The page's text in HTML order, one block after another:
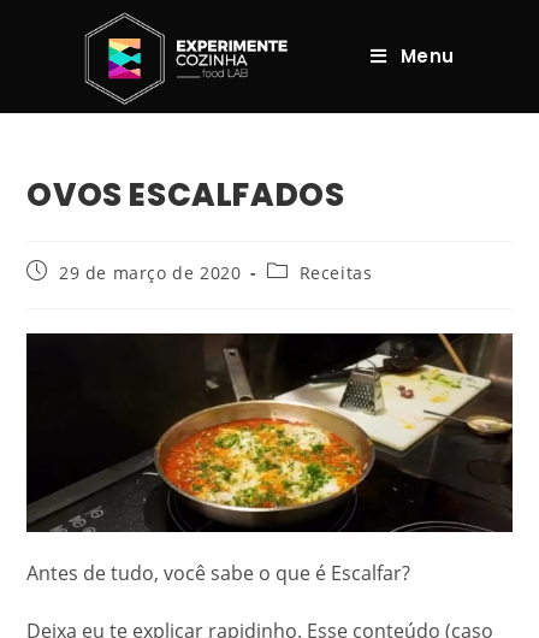
Menu
OVOS ESCALFADOS
29 de março de 2020 Receitas
Antes de tudo, você sabe o que é Escalfar?
Deixa eu te explicar rapidinho. Esse conteúdo (caso